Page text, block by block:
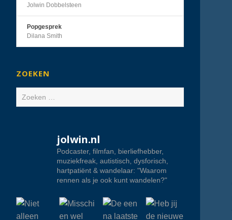
Jolwin Dobbelsteen
Popgesprek
Dilana Smith
ZOEKEN
Zoeken
naar:
jolwin.nl
Podcaster, filmfan, bierliefhebber,
muziekfreak, autistisch, dysforisch,
hartpatiënt & wandelaar: "Waarom
rennen als je ook kunt wandelen?"